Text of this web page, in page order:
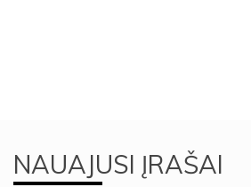
NAUAJUSI ĮRAŠAI